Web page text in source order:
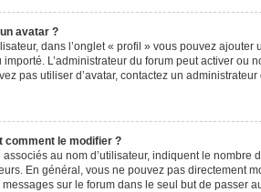
avatar ?
dans l’onglet « profil » vous pouvez
L’administrateur du forum peut activer ou
pas utiliser d’avatar, contactez un administrateur
comment le modifier ?
au nom d’utilisateur, indiquent le
En général, vous ne pouvez pas directement
sur le forum dans le seul but de passer